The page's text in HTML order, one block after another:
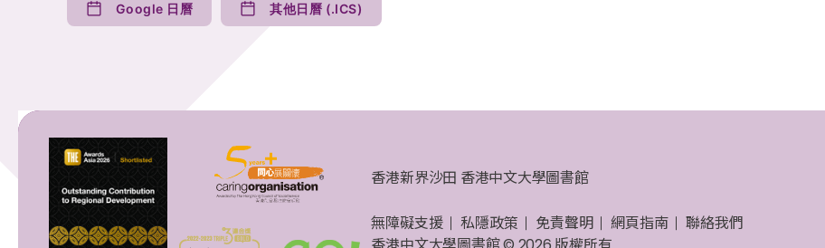
Google 日曆 其他日曆 (.ICS)
香港新界沙田 香港中文大學圖書館
無障礙支援 私隱政策 免責聲明 網頁指南
聯絡我們